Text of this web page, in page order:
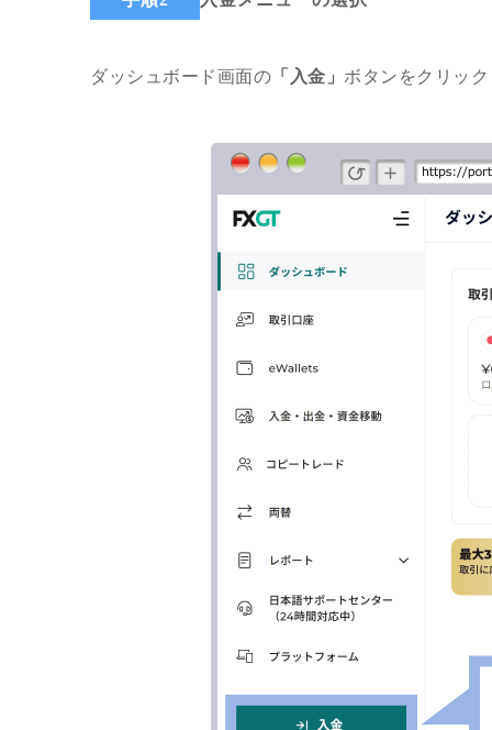
ダッシュボード画面の 「入金」 ボタンをクリッ